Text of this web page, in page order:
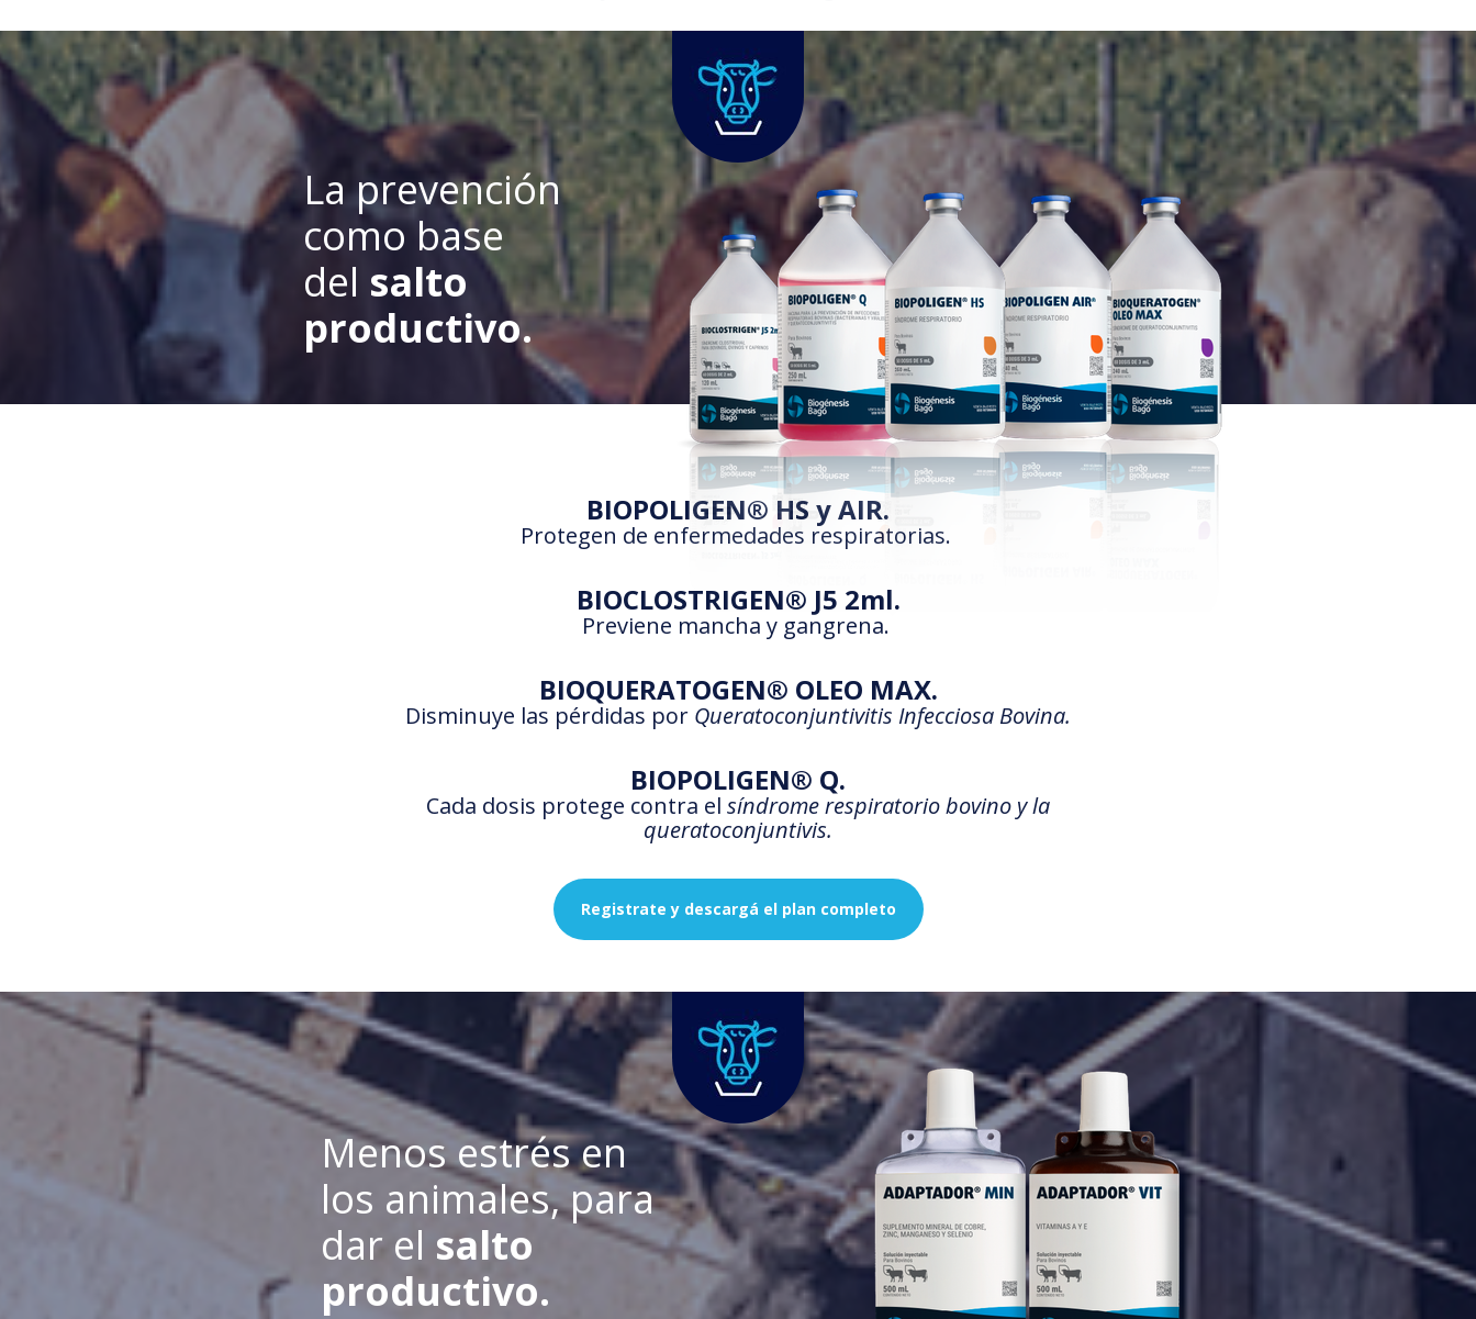
La prevención
como base
del salto
productivo.
BIOPOLIGEN® HS y AIR.
Protegen de enfermedades respiratorias.
BIOCLOSTRIGEN® J5 2ml.
Previene mancha y gangrena.
BIOQUERATOGEN® OLEO MAX.
Disminuye las pérdidas por Queratoconjuntivitis Infecciosa Bovina.
BIOPOLIGEN® Q.
Cada dosis protege contra el síndrome respiratorio bovino y la
queratoconjuntivis.
Menos estrés en
los animales, para
dar el salto
productivo.
Registrate y descargá el plan completo